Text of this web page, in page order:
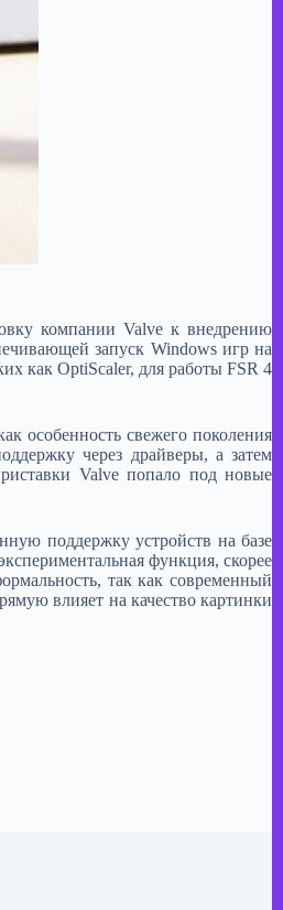
компании Valve к внедрению
запуск Windows игр на
как OptiScaler, для работы FSR 4
особенность свежего поколения
через драйверы, а затем
Valve попало под новые
поддержку устройств на базе
функция, скорее
так как современный
влияет на качество картинки